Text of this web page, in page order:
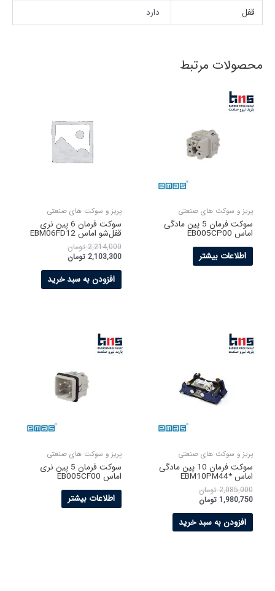
قفل
دارد
محصولات مرتبط
پریز و سوکت های صنعتی
سوکت فرمان 5 پین مادگی
اماس EB005CP00
اطلاعات بیشتر
پریز و سوکت های صنعتی
سوکت فرمان 6 پین نری
قفل‌شو اماس EBM06FD12
2,214,000 تومان
2,103,300 تومان
افزودن به سبد خرید
پریز و سوکت های صنعتی
سوکت فرمان 10 پین مادگی
اماس *EBM10PM44
2,085,000 تومان
1,980,750 تومان
افزودن به سبد خرید
پریز و سوکت های صنعتی
سوکت فرمان 5 پین نری
اماس EB005CF00
اطلاعات بیشتر